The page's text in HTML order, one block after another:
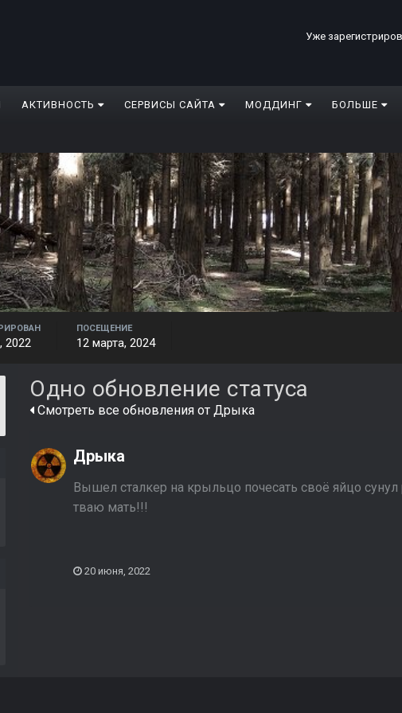
Уже
АКТИВНОСТЬ СЕРВИСЫ САЙТА МОДДИНГ БОЛЬШЕ
2022
ПОСЕЩЕНИЕ
12 марта, 2024
Одно обновление статуса
Смотреть все обновления от Дрыка
Дрыка
Вышел сталкер на крыльцо почесать своё яйцо сунул
тваю мать!!!
20 июня, 2022